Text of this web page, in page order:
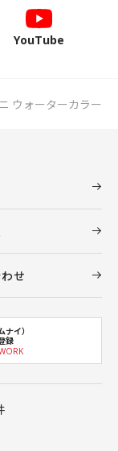
YouTube
ウォーターカラー
せ
ナイ）
録